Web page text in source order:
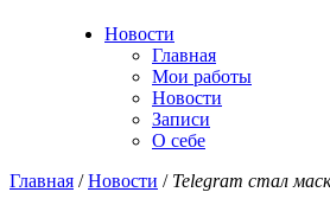
Новости
Главная
Мои работы
Новости
Записи
О себе
Главная /Новости / Telegram стал